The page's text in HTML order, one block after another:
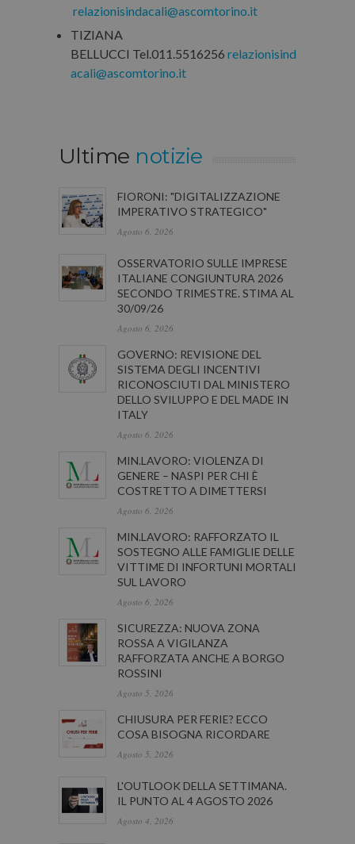
relazionisindacali@ascomtorino.it
TIZIANA
BELLUCCI Tel.011.5516256 relazionisind
acali@ascomtorino.it
Ultime notizie
FIORONI: "DIGITALIZZAZIONE
IMPERATIVO STRATEGICO"
Agosto 6, 2026
OSSERVATORIO SULLE IMPRESE
ITALIANE CONGIUNTURA 2026
SECONDO TRIMESTRE. STIMA AL
30/09/26
Agosto 6, 2026
GOVERNO: REVISIONE DEL
SISTEMA DEGLI INCENTIVI
RICONOSCIUTI DAL MINISTERO
DELLO SVILUPPO E DEL MADE IN
ITALY
Agosto 6, 2026
MIN.LAVORO: VIOLENZA DI
GENERE – NASPI PER CHI È
COSTRETTO A DIMETTERSI
Agosto 6, 2026
MIN.LAVORO: RAFFORZATO IL
SOSTEGNO ALLE FAMIGLIE DELLE
VITTIME DI INFORTUNI MORTALI
SUL LAVORO
Agosto 6, 2026
SICUREZZA: NUOVA ZONA
ROSSA A VIGILANZA
RAFFORZATA ANCHE A BORGO
ROSSINI
Agosto 5, 2026
CHIUSURA PER FERIE? ECCO
COSA BISOGNA RICORDARE
Agosto 5, 2026
L'OUTLOOK DELLA SETTIMANA.
IL PUNTO AL 4 AGOSTO 2026
Agosto 4, 2026